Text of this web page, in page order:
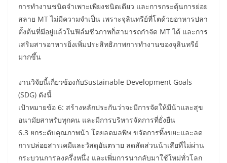
การทำงานชนิดจำเพาะเพียงชนิดเดียว และการกระตุ้นการย่อย
สลาย MT ไม่มีความจำเป็น เพราะจุลินทรีย์ที่โตด้วยอาหารปลา
ตั้งต้นที่มีอยู่แล้วในฟิล์มชีวภาพก็สามารถกำจัด MT ได้ และการ
เสริมสารอาหารยิ่งเพิ่มประสิทธิภาพการทำงานของจุลินทรีย์
มากขึ้น
งานวิจัยนี้เกี่ยวข้องกับSustainable Development Goals
(SDG) ดังนี้
เป้าหมายข้อ 6: สร้างหลักประกันว่าจะมีการจัดให้มีน้าและสุข
อนามัยสาหรับทุกคน และมีการบริหารจัดการที่ยั่งยืน
6.3 ยกระดับคุณภาพน้า โดยลดมลพิษ ขจัดการทิ้งขยะและลด
การปล่อยสารเคมีและวัสดุอันตราย ลดสัดส่วนน้าเสียที่ไม่ผ่าน
กระบวนการลงครึ่งหนึ่ง และเพิ่มการนากลับมาใช้ใหม่ทั่วโลก